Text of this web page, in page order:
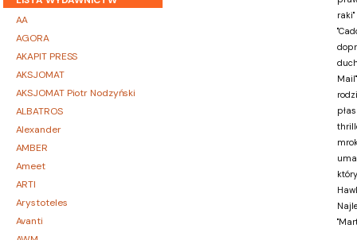
AA
AGORA
AKAPIT PRESS
AKSJOMAT
AKSJOMAT Piotr Nodzyński
ALBATROS
Alexander
AMBER
Ameet
ARTI
Arystoteles
Avanti